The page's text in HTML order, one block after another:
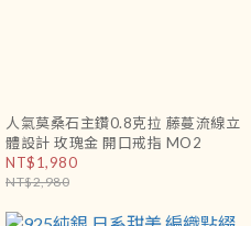
人氣莫桑石主鑽0.8克拉 藤蔓流線立
體設計 玫瑰金 開口戒指 MO2
NT$1,980
NT$2,980